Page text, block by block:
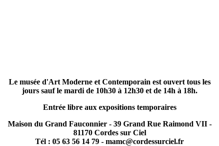
Le musée d'Art Moderne et Contemporain est ouvert tous les
jours sauf le mardi de 10h30 à 12h30 et de 14h à 18h.
Entrée libre aux expositions temporaires
Maison du Grand Fauconnier - 39 Grand Rue Raimond VII -
81170 Cordes sur Ciel
Tél : 05 63 56 14 79 - mamc@cordessurciel.fr